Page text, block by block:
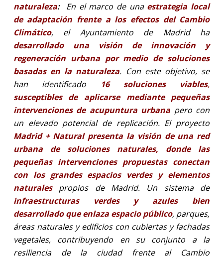
naturaleza: En el marco de una estrategia local
de adaptación frente a los efectos del Cambio
Climático, el Ayuntamiento de Madrid ha
desarrollado una visión de innovación y
regeneración urbana por medio de soluciones
basadas en la naturaleza. Con este objetivo, se
han identificado
16 soluciones viables,
susceptibles de aplicarse mediante pequeñas
intervenciones de acupuntura urbana pero con
un elevado potencial de replicación. El proyecto
Madrid + Natural presenta la visión de una red
urbana de soluciones naturales, donde las
pequeñas intervenciones propuestas conectan
con los grandes espacios verdes y elementos
naturalespropios de Madrid. Un sistema de
infraestructuras verdes y azules bien
desarrollado que enlaza espacio público, parques,
áreas naturales y edificios con cubiertas y fachadas
vegetales, contribuyendo en su conjunto a la
resiliencia de la ciudad frente al Cambio